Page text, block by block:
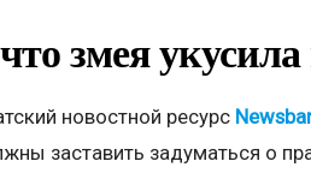
змея
новостной ресурс
заставить задуматься о